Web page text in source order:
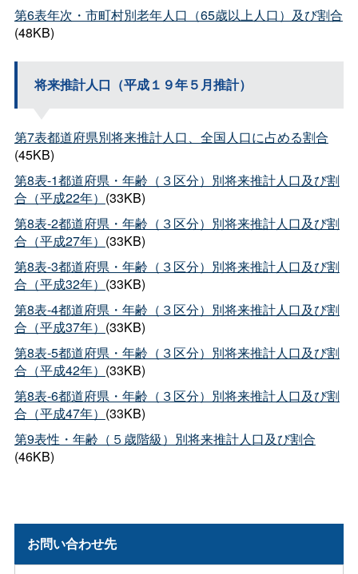
第6表年次・市町村別老年人口（65歳以上人口）及び割合
(48KB)
将来推計人口（平成１９年５月推計）
第7表都道府県別将来推計人口、全国人口に占める割合
(45KB)
第8表-1都道府県・年齢（３区分）別将来推計人口及び割
合（平成22年） (33KB)
第8表-2都道府県・年齢（３区分）別将来推計人口及び割
合（平成27年） (33KB)
第8表-3都道府県・年齢（３区分）別将来推計人口及び割
合（平成32年） (33KB)
第8表-4都道府県・年齢（３区分）別将来推計人口及び割
合（平成37年） (33KB)
第8表-5都道府県・年齢（３区分）別将来推計人口及び割
合（平成42年） (33KB)
第8表-6都道府県・年齢（３区分）別将来推計人口及び割
合（平成47年） (33KB)
第9表性・年齢（５歳階級）別将来推計人口及び割合
(46KB)
お問い合わせ先